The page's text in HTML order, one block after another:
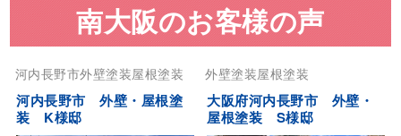
南大阪のお客様の声
河内長野市外壁塗装屋根塗装
河内長野市 外壁・屋根塗
装 K様邸
外壁塗装屋根塗装
大阪府河内長野市 外壁・
屋根塗装 S様邸